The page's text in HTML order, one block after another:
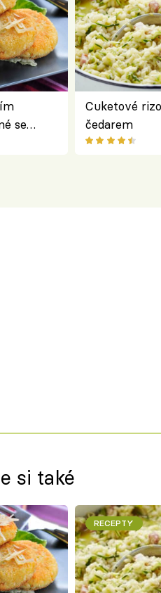
se
Cuketové
čedarem
si také
RECEPTY